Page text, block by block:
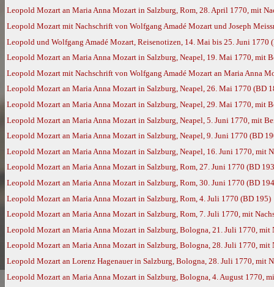
Leopold Mozart an Maria Anna Mozart in Salzburg, Rom, 28. April 1770, mit
Leopold Mozart mit Nachschrift von Wolfgang Amadé Mozart und Joseph
Leopold und Wolfgang Amadé Mozart, Reisenotizen, 14. Mai bis 25. Juni 1770
Leopold Mozart an Maria Anna Mozart in Salzburg, Neapel, 19. Mai 1770, mit
Leopold Mozart mit Nachschrift von Wolfgang Amadé Mozart an Maria Anna
Leopold Mozart an Maria Anna Mozart in Salzburg, Neapel, 26. Mai 1770 (BD
Leopold Mozart an Maria Anna Mozart in Salzburg, Neapel, 29. Mai 1770, mit
Leopold Mozart an Maria Anna Mozart in Salzburg, Neapel, 5. Juni 1770, mit
Leopold Mozart an Maria Anna Mozart in Salzburg, Neapel, 9. Juni 1770 (BD
Leopold Mozart an Maria Anna Mozart in Salzburg, Neapel, 16. Juni 1770, mit
Leopold Mozart an Maria Anna Mozart in Salzburg, Rom, 27. Juni 1770 (BD
Leopold Mozart an Maria Anna Mozart in Salzburg, Rom, 30. Juni 1770 (BD
Leopold Mozart an Maria Anna Mozart in Salzburg, Rom, 4. Juli 1770 (BD 195)
Leopold Mozart an Maria Anna Mozart in Salzburg, Rom, 7. Juli 1770, mit
Leopold Mozart an Maria Anna Mozart in Salzburg, Bologna, 21. Juli 1770,
Leopold Mozart an Maria Anna Mozart in Salzburg, Bologna, 28. Juli 1770,
Leopold Mozart an Lorenz Hagenauer in Salzburg, Bologna, 28. Juli 1770, mit
Leopold Mozart an Maria Anna Mozart in Salzburg, Bologna, 4. August 1770,